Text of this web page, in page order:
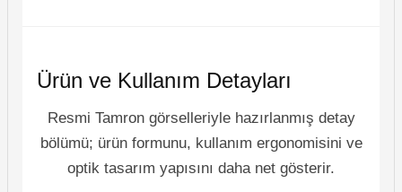
Ürün ve Kullanım Detayları
Resmi Tamron görselleriyle hazırlanmış detay
bölümü; ürün formunu, kullanım ergonomisini ve
optik tasarım yapısını daha net gösterir.